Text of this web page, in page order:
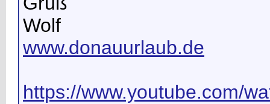
Wolf
www.donauurlaub.de
https://www.youtube.com/